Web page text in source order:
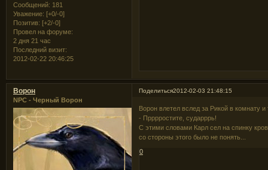
Сообщений: 181
Уважение: [+0/-0]
Позитив: [+2/-0]
Провел на форуме:
2 дня 21 час
Последний визит:
2012-02-22 20:46:25
Поделиться2012-02-03 21:48:15
Ворон
NPC - Черный Ворон
Ворон влетел вслед за Рикой в комнату
- Прррростите, сударррь!
С этими словами Карл сел на спинку
со стороны этого было не понять...
0